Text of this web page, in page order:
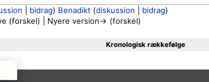
bidrag) Benadikt (diskussion bidrag)
(forskel) | Nyere version→ (forskel)
Kronologisk rækkefølge